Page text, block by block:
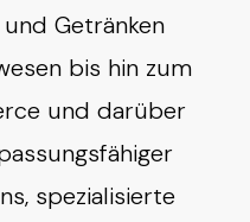
Getränken
bis hin zum
und darüber
spezialisierte